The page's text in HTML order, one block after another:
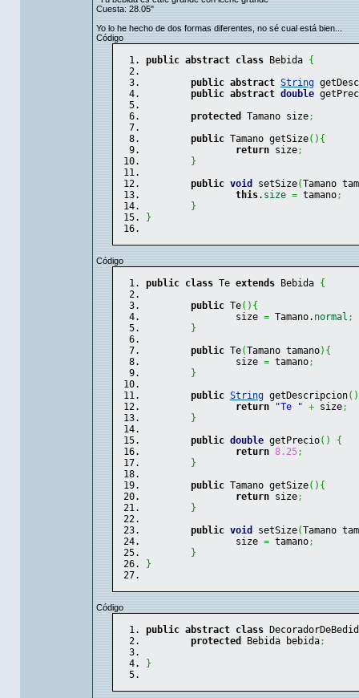
Cuesta: 28.05"
Yo lo he hecho de dos formas diferentes, no sé cual está bien...
Código
public abstract class Bebida {
public abstract String
public abstract double
protected
Tamano size;
public Tamano getSize( ) {
return size;
}
public void setSize(Tamano
this. size = tamano;
}
}
Código
public class Te extends Bebida {
public Te( ) {
		size
= Tamano. normal ;
}
public Te(Tamano tamano) {
		size
= tamano;
}
public String getDescripcion( )
return
"Te " + size;
}
public double getPrecio( )
{
return 8.25;
}
public Tamano getSize( ) {
return size;
}
public void setSize(Tamano
		size
= tamano;
}
}
Código
public abstract class
protected
Bebida bebida;
}